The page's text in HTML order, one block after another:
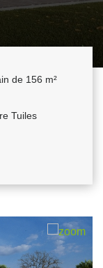
de 156 m²
Tuiles